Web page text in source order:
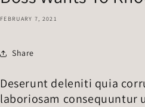
FEBRUARY 7, 2021
Share
Deserunt deleniti quia
laboriosam consequuntur